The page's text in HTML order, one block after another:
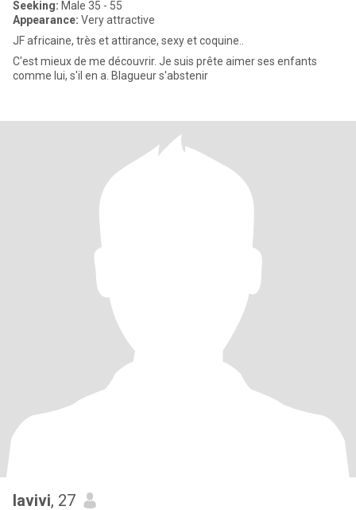
Seeking: Male 35 - 55
Appearance: Very attractive
JF africaine, très et attirance, sexy et coquine..
C'est mieux de me découvrir. Je suis prête aimer ses enfants
comme lui, s'il en a. Blagueur s'abstenir
lavivi, 27